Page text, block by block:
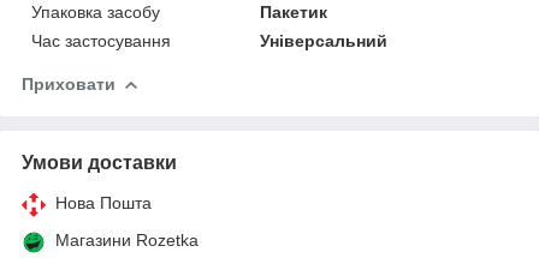
Упаковка засобу
Пакетик
Час застосування
Універсальний
Приховати
Умови доставки
Нова Пошта
Магазини Rozetka